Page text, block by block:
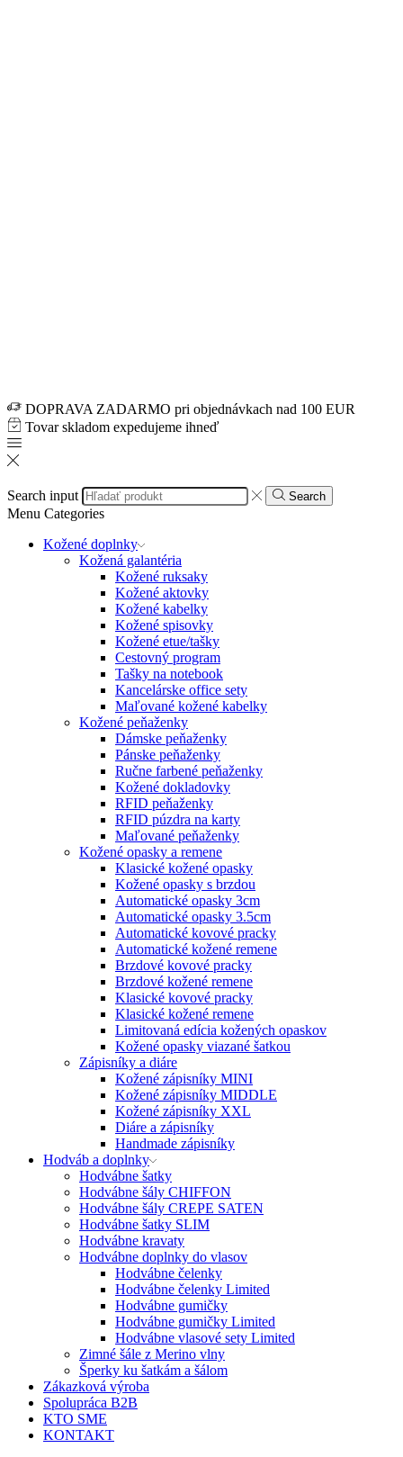
DOPRAVA ZADARMO pri objednávkach nad 100 EUR
Tovar skladom expedujeme ihneď
Search input Search
Menu Categories
Kožené doplnky
Kožená galantéria
Kožené ruksaky
Kožené aktovky
Kožené kabelky
Kožené spisovky
Kožené etue/tašky
Cestovný program
Tašky na notebook
Kancelárske office sety
Maľované kožené kabelky
Kožené peňaženky
Dámske peňaženky
Pánske peňaženky
Ručne farbené peňaženky
Kožené dokladovky
RFID peňaženky
RFID púzdra na karty
Maľované peňaženky
Kožené opasky a remene
Klasické kožené opasky
Kožené opasky s brzdou
Automatické opasky 3cm
Automatické opasky 3.5cm
Automatické kovové pracky
Automatické kožené remene
Brzdové kovové pracky
Brzdové kožené remene
Klasické kovové pracky
Klasické kožené remene
Limitovaná edícia kožených opaskov
Kožené opasky viazané šatkou
Zápisníky a diáre
Kožené zápisníky MINI
Kožené zápisníky MIDDLE
Kožené zápisníky XXL
Diáre a zápisníky
Handmade zápisníky
Hodváb a doplnky
Hodvábne šatky
Hodvábne šály CHIFFON
Hodvábne šály CREPE SATEN
Hodvábne šatky SLIM
Hodvábne kravaty
Hodvábne doplnky do vlasov
Hodvábne čelenky
Hodvábne čelenky Limited
Hodvábne gumičky
Hodvábne gumičky Limited
Hodvábne vlasové sety Limited
Zimné šále z Merino vlny
Šperky ku šatkám a šálom
Zákazková výroba
Spolupráca B2B
KTO SME
KONTAKT